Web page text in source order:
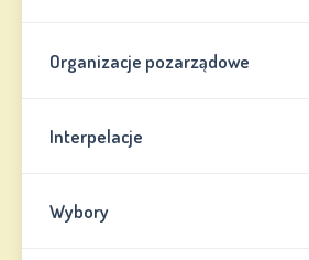
Organizacje pozarządowe
Interpelacje
Wybory